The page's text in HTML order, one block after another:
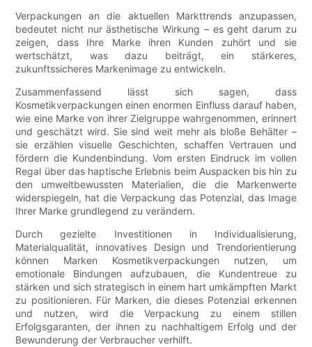
Verpackungen an die aktuellen Markttrends anzupassen,
bedeutet nicht nur ästhetische Wirkung – es geht darum zu
zeigen, dass Ihre Marke ihren Kunden zuhört und sie
wertschätzt, was dazu beiträgt, ein stärkeres,
zukunftssicheres Markenimage zu entwickeln.
Zusammenfassend lässt sich sagen, dass
Kosmetikverpackungen einen enormen Einfluss darauf haben,
wie eine Marke von ihrer Zielgruppe wahrgenommen, erinnert
und geschätzt wird. Sie sind weit mehr als bloße Behälter –
sie erzählen visuelle Geschichten, schaffen Vertrauen und
fördern die Kundenbindung. Vom ersten Eindruck im vollen
Regal über das haptische Erlebnis beim Auspacken bis hin zu
den umweltbewussten Materialien, die die Markenwerte
widerspiegeln, hat die Verpackung das Potenzial, das Image
Ihrer Marke grundlegend zu verändern.
Durch gezielte Investitionen in Individualisierung,
Materialqualität, innovatives Design und Trendorientierung
können Marken Kosmetikverpackungen nutzen, um
emotionale Bindungen aufzubauen, die Kundentreue zu
stärken und sich strategisch in einem hart umkämpften Markt
zu positionieren. Für Marken, die dieses Potenzial erkennen
und nutzen, wird die Verpackung zu einem stillen
Erfolgsgaranten, der ihnen zu nachhaltigem Erfolg und der
Bewunderung der Verbraucher verhilft.